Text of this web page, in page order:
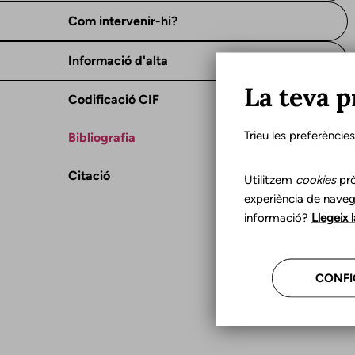
Com intervenir-hi?
Informació d'alta
Codificació CIF
Bibliografia
Citació
La teva
Trieu les
Utilitzem cookies
experiència de
informació? Llegeix